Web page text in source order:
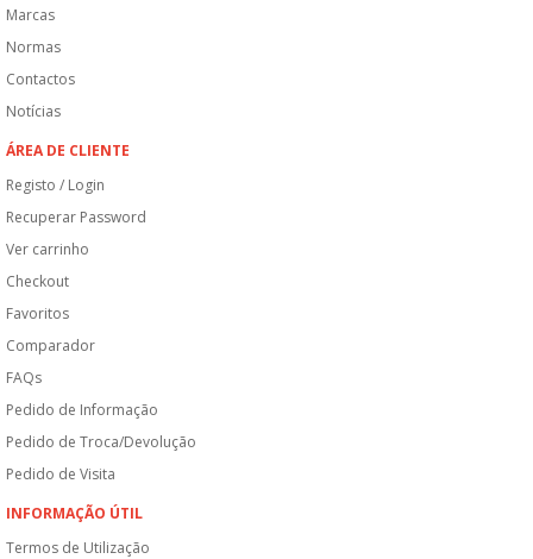
Marcas
Normas
Contactos
Notícias
ÁREA DE CLIENTE
Registo / Login
Recuperar Password
Ver carrinho
Checkout
Favoritos
Comparador
FAQs
Pedido de Informação
Pedido de Troca/Devolução
Pedido de Visita
INFORMAÇÃO ÚTIL
Termos de Utilização